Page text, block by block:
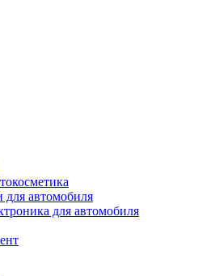
автомобиля
для автомобиля